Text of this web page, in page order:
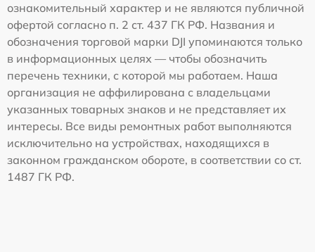
ознакомительный характер и не являются публичной
офертой согласно п. 2 ст. 437 ГК РФ. Названия и
обозначения торговой марки DJI упоминаются только
в информационных целях — чтобы обозначить
перечень техники, с которой мы работаем. Наша
организация не аффилирована с владельцами
указанных товарных знаков и не представляет их
интересы. Все виды ремонтных работ выполняются
исключительно на устройствах, находящихся в
законном гражданском обороте, в соответствии со ст.
1487 ГК РФ.